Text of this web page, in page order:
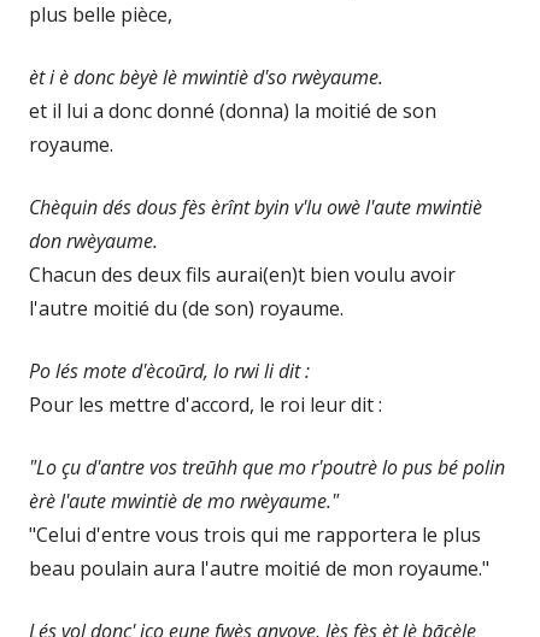
plus belle pièce,
èt i è donc bèyè lè mwintiè d'so rwèyaume.
et il lui a donc donné (donna) la moitié de son
royaume.
Chèquin dés dous fès èrînt byin v'lu owè l'aute mwintiè
don rwèyaume.
Chacun des deux fils aurai(en)t bien voulu avoir
l'autre moitié du (de son) royaume.
Po lés mote d'ècoūrd, lo rwi li dit :
Pour les mettre d'accord, le roi leur dit :
"Lo çu d'antre vos treūhh que mo r'poutrè lo pus bé polin
èrè l'aute mwintiè de mo rwèyaume."
"Celui d'entre vous trois qui me rapportera le plus
beau poulain aura l'autre moitié de mon royaume."
Lés vol donc' ico eune fwès anvoye, lès fès èt lè bācèle